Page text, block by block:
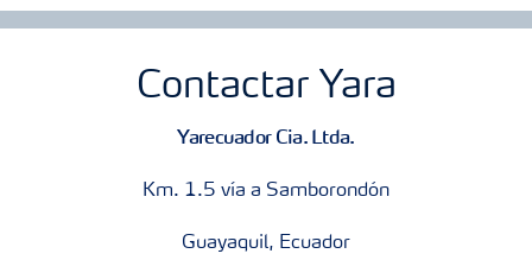
Contactar Yara
Yarecuador Cia. Ltda.
Km. 1.5 vía a Samborondón
Guayaquil, Ecuador